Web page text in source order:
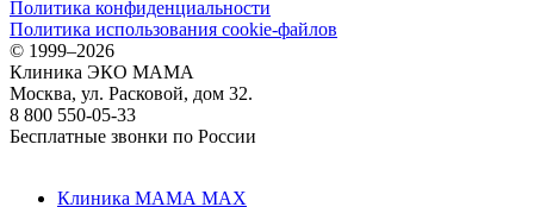
Политика конфиденциальности
Политика использования cookie-файлов
© 1999–2026
Клиника ЭКО МАМА
Москва, ул. Расковой, дом 32.
8 800 550-05-33
Бесплатные звонки по России
Клиника МАМА MAX